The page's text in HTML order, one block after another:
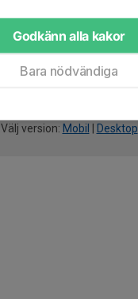
Välj version: Mobil Desktop
Godkänn alla kakor
Bara nödvändiga